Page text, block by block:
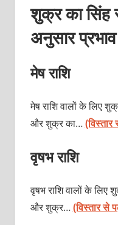
शुक्र का सिंह
अनुसार
मेष राशि
मेष राशि वालों के लिए
और शुक्र का…
वृषभ राशि
वृषभ राशि वालों के लिए
और शुक्र…(विस्तार से